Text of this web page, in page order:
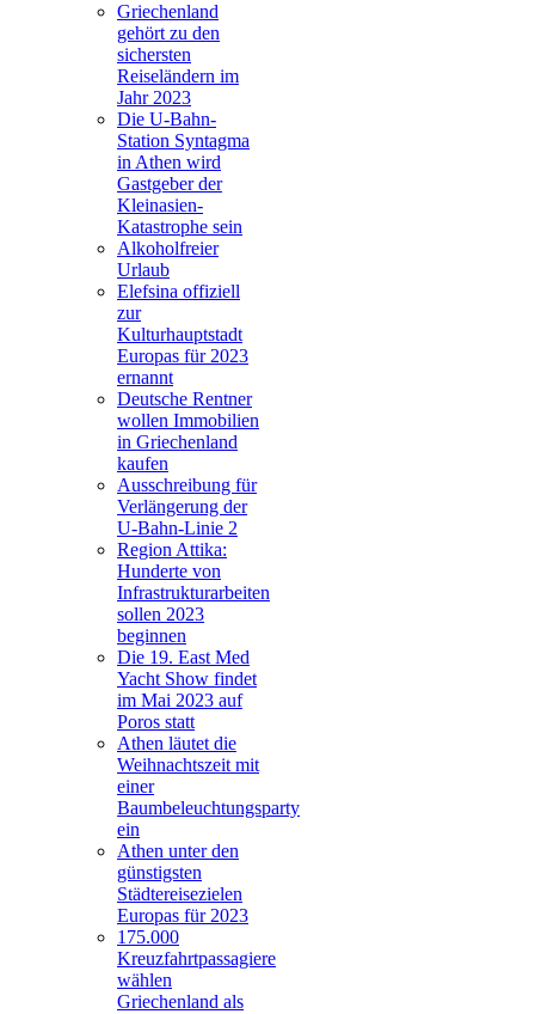
Griechenland
gehört zu den
sichersten
Reiseländern im
Jahr 2023
Die U-Bahn-
Station Syntagma
in Athen wird
Gastgeber der
Kleinasien-
Katastrophe sein
Alkoholfreier
Urlaub
Elefsina offiziell
zur
Kulturhauptstadt
Europas für 2023
ernannt
Deutsche Rentner
wollen Immobilien
in Griechenland
kaufen
Ausschreibung für
Verlängerung der
U-Bahn-Linie 2
Region Attika:
Hunderte von
Infrastrukturarbeiten
sollen 2023
beginnen
Die 19. East Med
Yacht Show findet
im Mai 2023 auf
Poros statt
Athen läutet die
Weihnachtszeit mit
einer
Baumbeleuchtungsparty
ein
Athen unter den
günstigsten
Städtereisezielen
Europas für 2023
175.000
Kreuzfahrtpassagiere
wählen
Griechenland als